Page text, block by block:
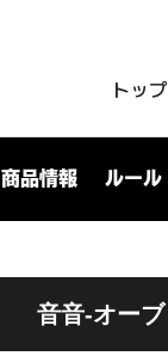
トップ
商品情報 ルール
音音-オーブ